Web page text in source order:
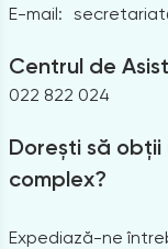
E-mail:
Centrul de
022 822 024
Dorești să
complex?
Expediază-ne